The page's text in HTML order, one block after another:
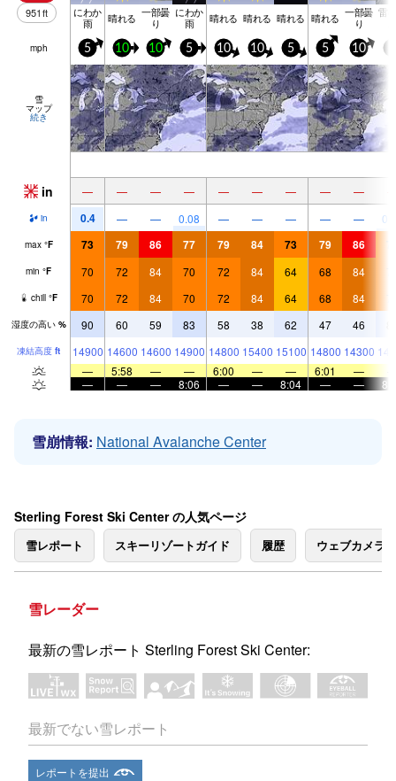
951ft にわか
雨 晴れる 一部曇
り
にわか
雨 晴れる 晴れる 晴れる 晴れる 一部曇
り
雷
mph 5 10 10 5 10 10 5 5 10
雪
マップ
続き
in — — — — — — — — —
in 0.4 — — 0.08 — — — — —
max °F 73 79 86 77 79 84 73 79 86
min °F 70 72 84 70 72 84 64 68 84
chill °F 70 72 84 70 72 84 64 68 84
湿度の高い % 90 60 59 83 58 38 62 47 46
凍結高度 ft 14900 14600 14600 14900 14800 15400 15100 14800 14300
—
5:58 — — 6:00 — — 6:01 —
—
— — 8:06 — — 8:04 — —
雪崩情報: National Avalanche Center
Sterling Forest Ski Center の人気ページ
雪レポート スキーリゾートガイド 履歴 ウェブカメラ
雪レーダー
最新の雪レポート Sterling Forest Ski Center:
最新でない雪レポート
レポートを提出